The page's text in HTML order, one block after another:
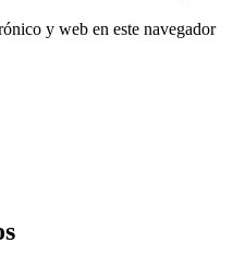
y web en este navegador